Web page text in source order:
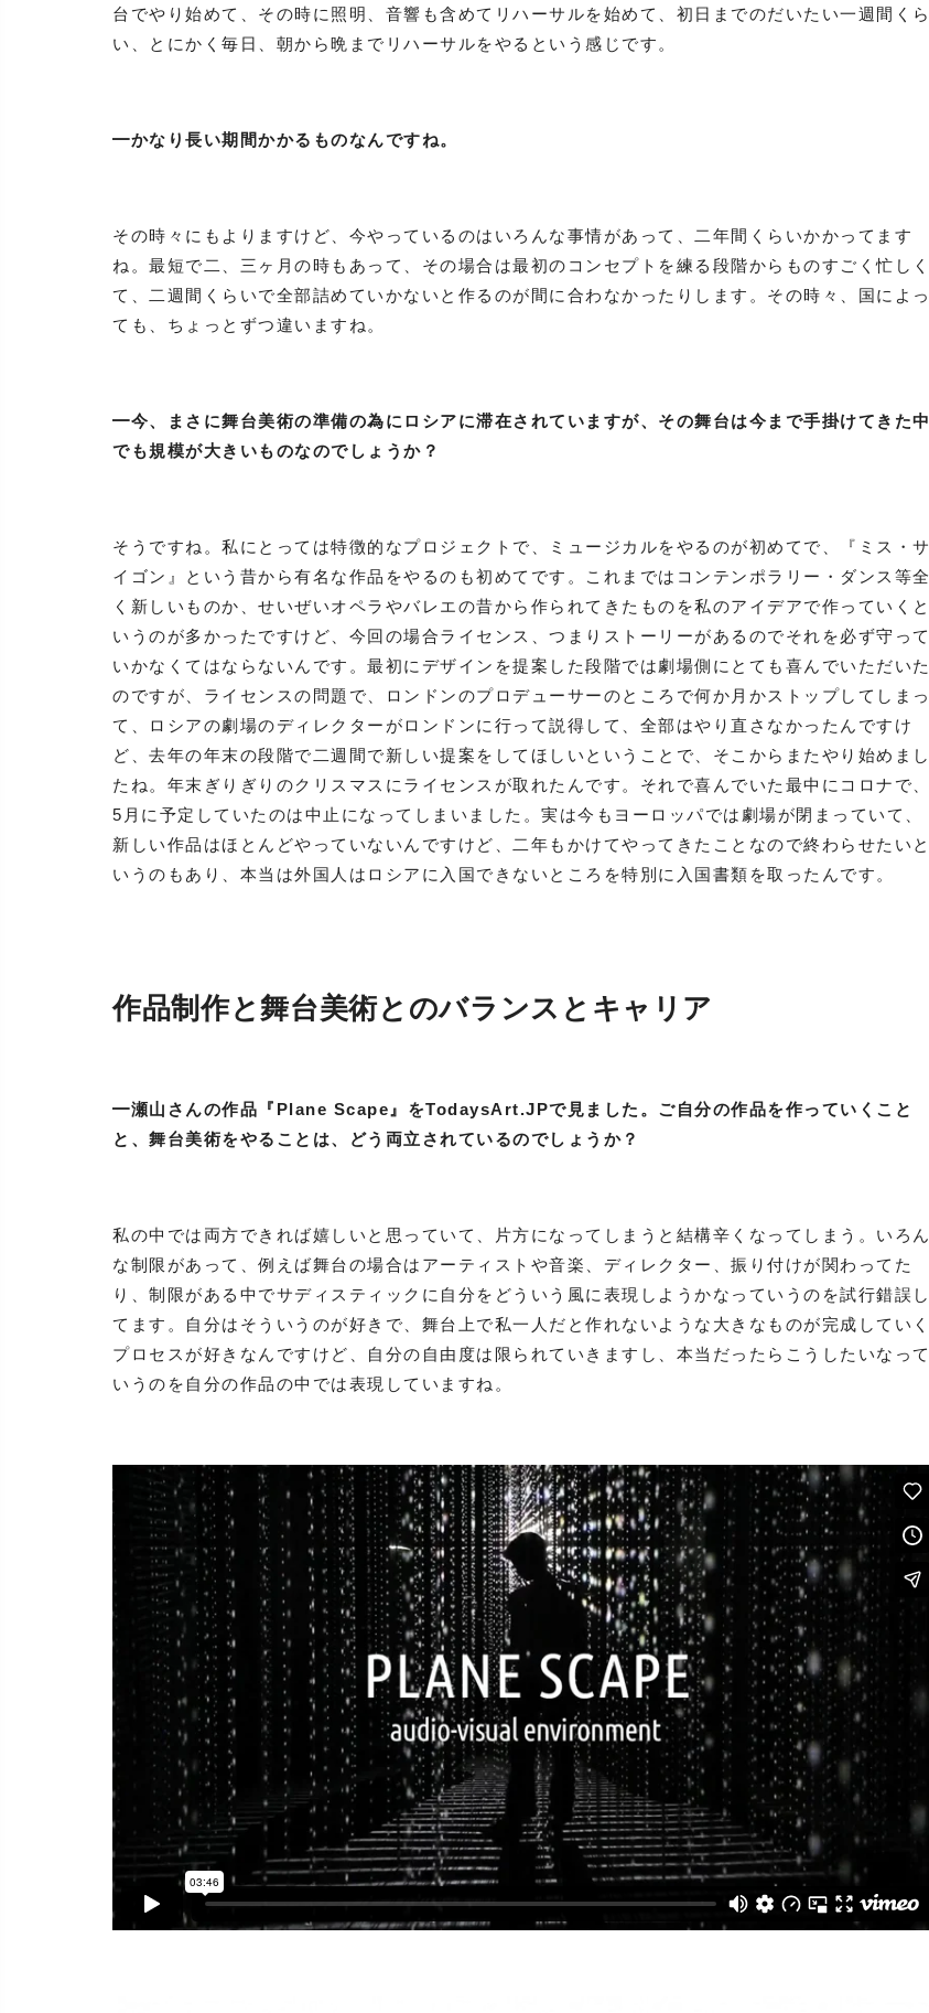
台でやり始めて、その時に照明、音響も含めてリハーサルを始めて、初日までのだいたい一週間くら
い、とにかく毎日、朝から晩までリハーサルをやるという感じです。
━かなり長い期間かかるものなんですね。
その時々にもよりますけど、今やっているのはいろんな事情があって、二年間くらいかかってます
ね。最短で二、三ヶ月の時もあって、その場合は最初のコンセプトを練る段階からものすごく忙しく
て、二週間くらいで全部詰めていかないと作るのが間に合わなかったりします。その時々、国によっ
ても、ちょっとずつ違いますね。
━今、まさに舞台美術の準備の為にロシアに滞在されていますが、その舞台は今まで手掛けてきた中
でも規模が大きいものなのでしょうか？
そうですね。私にとっては特徴的なプロジェクトで、ミュージカルをやるのが初めてで、『ミス・サ
イゴン』という昔から有名な作品をやるのも初めてです。これまではコンテンポラリー・ダンス等全
く新しいものか、せいぜいオペラやバレエの昔から作られてきたものを私のアイデアで作っていくと
いうのが多かったですけど、今回の場合ライセンス、つまりストーリーがあるのでそれを必ず守って
いかなくてはならないんです。最初にデザインを提案した段階では劇場側にとても喜んでいただいた
のですが、ライセンスの問題で、ロンドンのプロデューサーのところで何か月かストップしてしまっ
て、ロシアの劇場のディレクターがロンドンに行って説得して、全部はやり直さなかったんですけ
ど、去年の年末の段階で二週間で新しい提案をしてほしいということで、そこからまたやり始めまし
たね。年末ぎりぎりのクリスマスにライセンスが取れたんです。それで喜んでいた最中にコロナで、
5月に予定していたのは中止になってしまいました。実は今もヨーロッパでは劇場が閉まっていて、
新しい作品はほとんどやっていないんですけど、二年もかけてやってきたことなので終わらせたいと
いうのもあり、本当は外国人はロシアに入国できないところを特別に入国書類を取ったんです。
作品制作と舞台美術とのバランスとキャリア
━瀬山さんの作品『Plane Scape』をTodaysArt.JPで見ました。ご自分の作品を作っていくこと
と、舞台美術をやることは、どう両立されているのでしょうか？
私の中では両方できれば嬉しいと思っていて、片方になってしまうと結構辛くなってしまう。いろん
な制限があって、例えば舞台の場合はアーティストや音楽、ディレクター、振り付けが関わってた
り、制限がある中でサディスティックに自分をどういう風に表現しようかなっていうのを試行錯誤し
てます。自分はそういうのが好きで、舞台上で私一人だと作れないような大きなものが完成していく
プロセスが好きなんですけど、自分の自由度は限られていきますし、本当だったらこうしたいなって
いうのを自分の作品の中では表現していますね。
Plane Scape 2015 from Yoko SeyamaonVimeo